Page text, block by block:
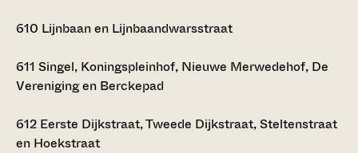
610 Lijnbaan en Lijnbaandwarsstraat
611 Singel, Koningspleinhof, Nieuwe Merwedehof, De
Vereniging en Berckepad
612 Eerste Dijkstraat, Tweede Dijkstraat, Steltenstraat
en Hoekstraat